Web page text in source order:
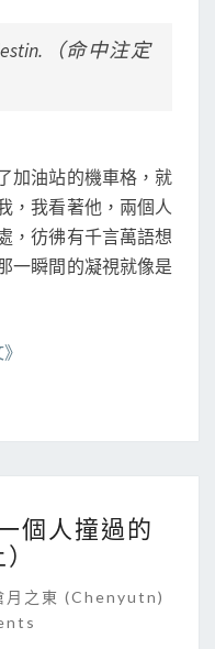
（命中注定
油站的機車格，就
，我看著他，兩個人
，彷彿有千言萬語想
一瞬間的凝視就像是
個人撞過的
月之東 (chenyutn)